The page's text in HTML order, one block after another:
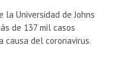
Universidad de Johns
de 137 mil casos
causa del coronavirus.